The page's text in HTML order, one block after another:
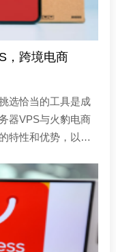
，跨境电商
选恰当的工具是成
器VPS与火豹电商
特性和优势，以适